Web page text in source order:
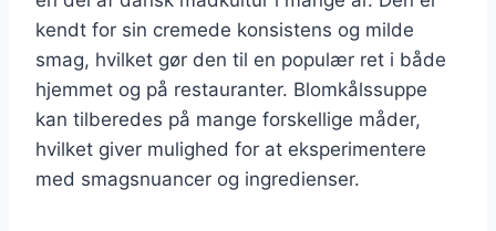
kendt for sin cremede konsistens og milde
smag, hvilket gør den til en populær ret i både
hjemmet og på restauranter. Blomkålssuppe
kan tilberedes på mange forskellige måder,
hvilket giver mulighed for at eksperimentere
med smagsnuancer og ingredienser.